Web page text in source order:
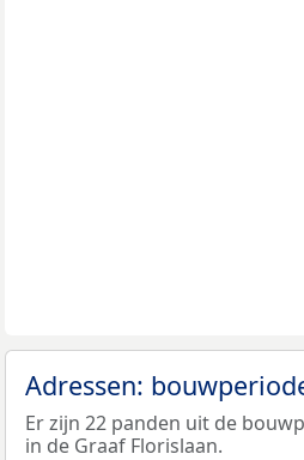
Adressen:
Er zijn 22 panden uit de
in de Graaf Florislaan.